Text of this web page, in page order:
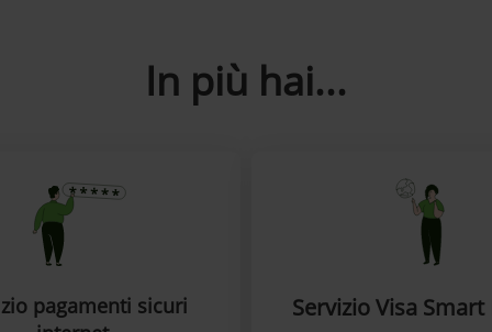
In più hai...
pagamenti sicuri
Servizio Visa Smart